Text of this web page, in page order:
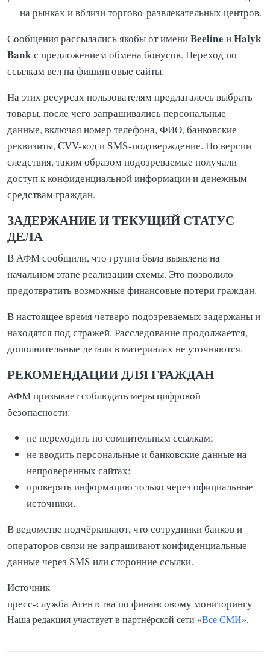
— на рынках и вблизи торгово-развлекательных центров.
Сообщения рассылались якобы от имениBeeline иHalyk
Bankс предложением обмена бонусов. Переход по
ссылкам вел на фишинговые сайты.
На этих ресурсах пользователям предлагалось выбрать
товары, после чего запрашивались персональные
данные, включая номер телефона, ФИО, банковские
реквизиты, CVV-код и SMS-подтверждение. По версии
следствия, таким образом подозреваемые получали
доступ к конфиденциальной информации и денежным
средствам граждан.
ЗАДЕРЖАНИЕ И ТЕКУЩИЙ СТАТУС
ДЕЛА
В АФМ сообщили, что группа была выявлена на
начальном этапе реализации схемы. Это позволило
предотвратить возможные финансовые потери граждан.
В настоящее время четверо подозреваемых задержаны и
находятся под стражей. Расследование продолжается,
дополнительные детали в материалах не уточняются.
РЕКОМЕНДАЦИИ ДЛЯ ГРАЖДАН
АФМ призывает соблюдать меры цифровой
безопасности:
не переходить по сомнительным ссылкам;
не вводить персональные и банковские данные на
непроверенных сайтах;
проверять информацию только через официальные
источники.
В ведомстве подчёркивают, что сотрудники банков и
операторов связи не запрашивают конфиденциальные
данные через SMS или сторонние ссылки.
Источник
пресс-служба Агентства по финансовому мониторингу
Наша редакция участвует в партнёрской сети «Все СМИ».